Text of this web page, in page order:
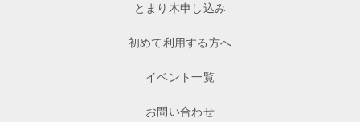
とまり木申し込み
初めて利用する方へ
イベント一覧
お問い合わせ